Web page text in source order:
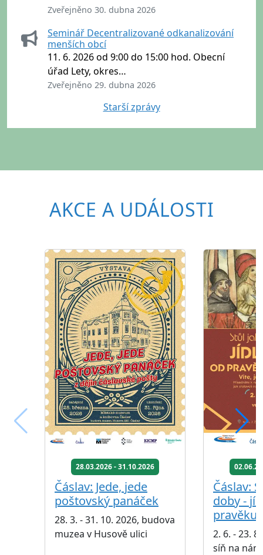
Zveřejněno 30. dubna 2026
Seminář Decentralizované odkanalizování
menších obcí
11. 6. 2026 od 9:00 do 15:00 hod. Obecní
úřad Lety, okres…
Zveřejněno 29. dubna 2026
Starší zprávy
AKCE A UDÁLOSTI
28.03.2026 - 31.10.2026
Čáslav: Jede, jede
poštovský panáček
28. 3. - 31. 10. 2026, budova
muzea v Husově ulici
Čáslav:
doby -
pravěku
2. 6. - 23.
síň na